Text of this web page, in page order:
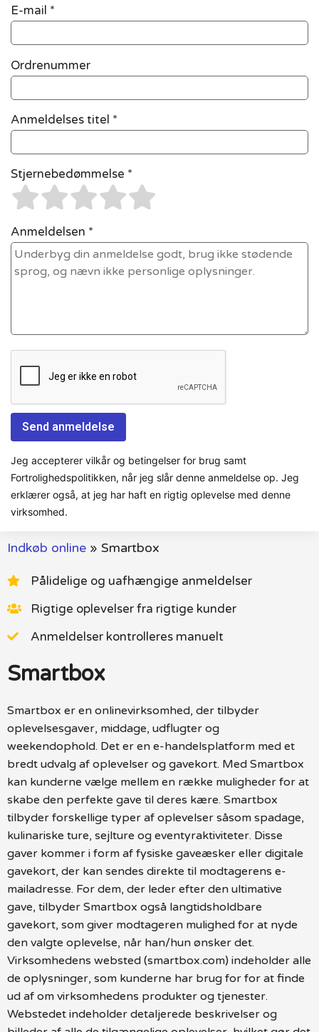
E-mail *
Ordrenummer
Anmeldelses titel *
Stjernebedømmelse *
Anmeldelsen *
Jeg accepterer vilkår og betingelser for brug samt
Fortrolighedspolitikken, når jeg slår denne anmeldelse op. Jeg
erklærer også, at jeg har haft en rigtig oplevelse med denne
virksomhed.
Indkøb online » Smartbox
Pålidelige og uafhængige anmeldelser
Rigtige oplevelser fra rigtige kunder
Anmeldelser kontrolleres manuelt
Smartbox
Smartbox er en onlinevirksomhed, der tilbyder
oplevelsesgaver, middage, udflugter og
weekendophold. Det er en e-handelsplatform med et
bredt udvalg af oplevelser og gavekort. Med Smartbox
kan kunderne vælge mellem en række muligheder for at
skabe den perfekte gave til deres kære. Smartbox
tilbyder forskellige typer af oplevelser såsom spadage,
kulinariske ture, sejlture og eventyraktiviteter. Disse
gaver kommer i form af fysiske gaveæsker eller digitale
gavekort, der kan sendes direkte til modtagerens e-
mailadresse. For dem, der leder efter den ultimative
gave, tilbyder Smartbox også langtidsholdbare
gavekort, som giver modtageren mulighed for at nyde
den valgte oplevelse, når han/hun ønsker det.
Virksomhedens websted (smartbox.com) indeholder alle
de oplysninger, som kunderne har brug for for at finde
ud af om virksomhedens produkter og tjenester.
Webstedet indeholder detaljerede beskrivelser og